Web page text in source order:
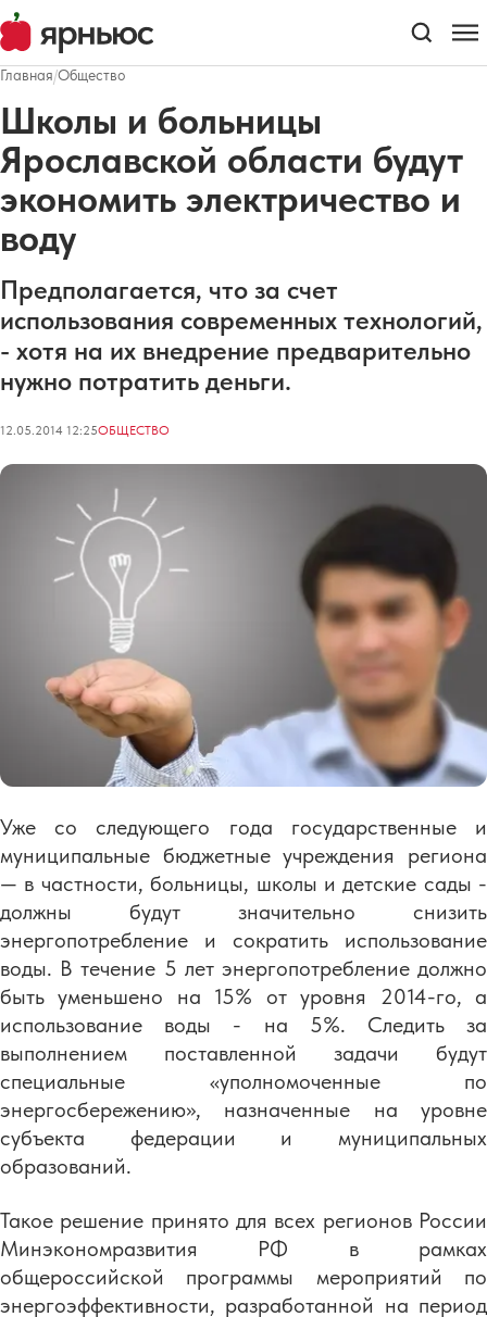
Главная/Общество
Школы и больницы
Ярославской области будут
экономить электричество и
воду
Предполагается, что за счет
использования современных технологий,
- хотя на их внедрение предварительно
нужно потратить деньги.
12.05.2014 12:25ОБЩЕСТВО
Уже со следующего года государственные и
муниципальные бюджетные учреждения региона
— в частности, больницы, школы и детские сады -
должны будут значительно снизить
энергопотребление и сократить использование
воды. В течение 5 лет энергопотребление должно
быть уменьшено на 15% от уровня 2014-го, а
использование воды - на 5%. Следить за
выполнением поставленной задачи будут
специальные «уполномоченные по
энергосбережению», назначенные на уровне
субъекта федерации и муниципальных
образований.
Такое решение принято для всех регионов России
Минэкономразвития РФ в рамках
общероссийской программы мероприятий по
энергоэффективности, разработанной на период